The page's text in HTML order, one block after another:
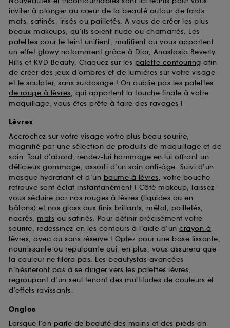
inviter à plonger au cœur de la beauté autour de fards
mats, satinés, irisés ou pailletés. A vous de créer les plus
beaux makeups, qu’ils soient nude ou chamarrés. Les
palettes pour le teint unifient, matifient ou vous apportent
un effet glowy notamment grâce à Dior, Anastasia Beverly
Hills et KVD Beauty. Craquez sur les palette contouring afin
de créer des jeux d’ombres et de lumières sur votre visage
et le sculpter, sans surdosage ! On oublie pas les palettes
de rouge à lèvres, qui apportent la touche finale à votre
maquillage, vous êtes prête à faire des ravages !
Lèvres
Accrochez sur votre visage votre plus beau sourire,
magnifié par une sélection de produits de maquillage et de
soin. Tout d’abord, rendez-lui hommage en lui offrant un
délicieux gommage, assorti d’un soin anti-âge. Suivi d’un
masque hydratant et d’un baume à lèvres, votre bouche
retrouve sont éclat instantanément ! Côté makeup, laissez-
vous séduire par nos rouges à lèvres (liquides ou en
bâtons) et nos gloss aux finis brillants, métal, pailletés,
nacrés, mats ou satinés. Pour définir précisément votre
sourire, redessinez-en les contours à l’aide d’un crayon à
lèvres, avec ou sans réserve ! Optez pour une base lissante,
nourrissante ou repulpante qui, en plus, vous assurera que
la couleur ne filera pas. Les beautystas avancées
n’hésiteront pas à se diriger vers les palettes lèvres,
regroupant d’un seul tenant des multitudes de couleurs et
d’effets ravissants.
Ongles
Lorsque l’on parle de beauté des mains et des pieds on
d’en améliorer la performance.
Cookies de sécurisation des paiements en ligne :
ils nous permettent de lutter notamment contre les
fraudes aux moyens de paiement et les
usurpations d’identité.
Cookies fonctionnels :il s’agit de cookies
permettant l’affichage et/ou la fourniture de
certaines fonctionnalités du site, tel que les
cookies d’authentification qui sont utilisés afin de
vous faire bénéficier de l’authentification
sans saisir à nouveau votre identifiant et mot de
passe.
A l'exception des cookies techniques, le dépôt et la
lecture de ces traceurs requiert votre accord. Vous
pouvez personnaliser vos choix concernant le dépôt
de ces cookies grâce au bouton "personnaliser mes
choix" ci-dessous ou décider de "tout accepter".
Sephora pourra associer les informations de
navigation collectées par ces Cookies, pour les
finalités acceptées, avec les données personnelles
collectées ou générées lors de votre activité en ligne
ou en magasin. Pour refuser tous les cookies, cliques
sur "continuer sans accepter". Voous pouvez à tout
moment choisir de retirer votrte consentement. Si vous
utilisés,